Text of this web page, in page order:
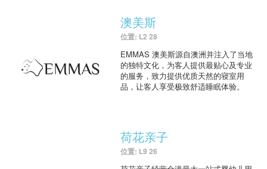
澳美斯
位置: L2 28
EMMAS 澳美斯源自澳洲并注入了当地
的独特文化，为客人提供最贴心及专业
的服务，致力提供优质天然的寝室用
品，让客人享受极致舒适睡眠体验。
荷花亲子
位置: L9 26